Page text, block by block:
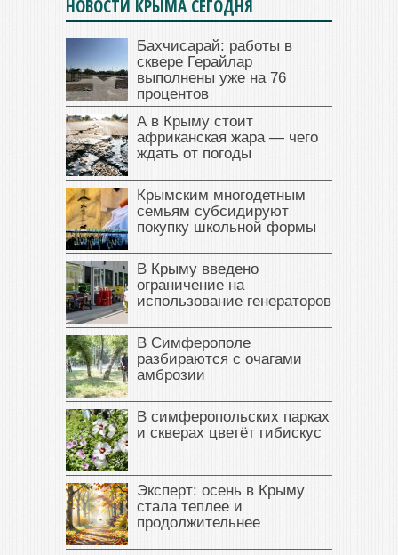
НОВОСТИ КРЫМА СЕГОДНЯ
Бахчисарай: работы в
сквере Герайлар
выполнены уже на 76
процентов
А в Крыму стоит
африканская жара — чего
ждать от погоды
Крымским многодетным
семьям субсидируют
покупку школьной формы
В Крыму введено
ограничение на
использование генераторов
В Симферополе
разбираются с очагами
амброзии
В симферопольских парках
и скверах цветёт гибискус
Эксперт: осень в Крыму
стала теплее и
продолжительнее